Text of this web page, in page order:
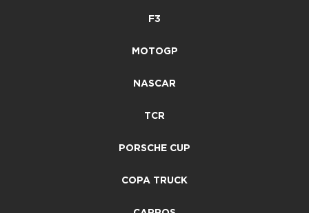
F3
MOTOGP
NASCAR
TCR
PORSCHE CUP
COPA TRUCK